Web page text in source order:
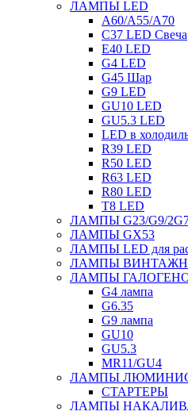
ЛАМПЫ LED
A60/A55/A70
C37 LED Свеча
E40 LED
G4 LED
G45 Шар
G9 LED
GU10 LED
GU5.3 LED
LED в
R39 LED
R50 LED
R63 LED
R80 LED
T8 LED
ЛАМПЫ G23/G9/
ЛАМПЫ GX53
ЛАМПЫ LED для
ЛАМПЫ
ЛАМПЫ
G4 лампа
G6.35
G9 лампа
GU10
GU5.3
MR11/GU4
ЛАМПЫ
СТАРТЕРЫ
ЛАМПЫ